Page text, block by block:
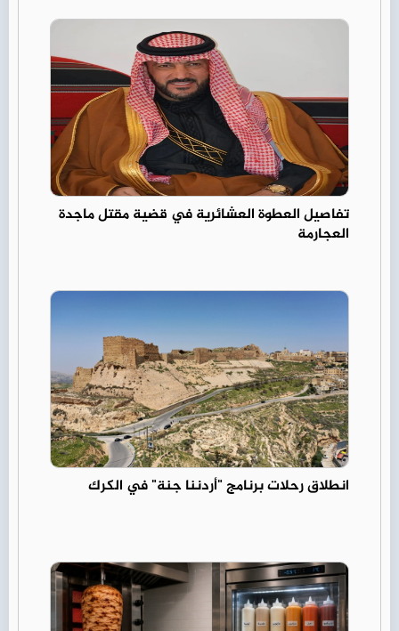
تفاصيل العطوة العشائرية في قضية مقتل ماجدة
العجارمة
انطلاق رحلات برنامج "أردننا جنة" في الكرك